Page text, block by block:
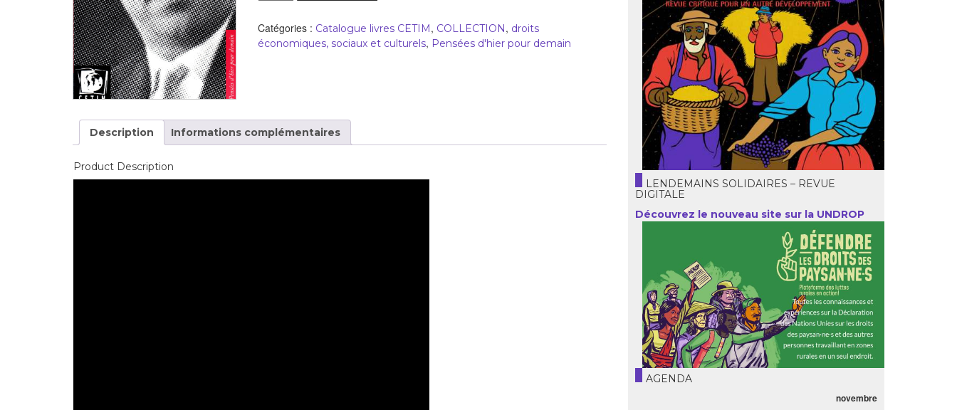
développement
Par pays Argentine
Déclarations à l’ONU
Conférences
Archives à
disposition
Catégories : Catalogue livres CETIM, COLLECTION, droits
économiques, sociaux et culturels, Pensées d'hier pour demain
Description Informations complémentaires
Product Description
LENDEMAINS SOLIDAIRES – REVUE
DIGITALE
Découvrez le nouveau site sur la UNDROP
AGENDA
novembre